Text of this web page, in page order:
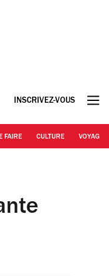
INSCRIVEZ-VOUS
FAIRE CULTURE VOYAGE
manquante